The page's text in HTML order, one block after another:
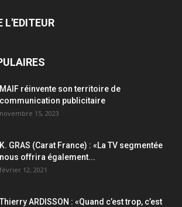
L'EDITEUR
MAIF réinvente son territoire de
communication publicitaire
novembre 15, 2023
K. GRAS (Carat France) : «La TV segmentée
nous offrira également...
février 12, 2021
Thierry ARDISSON : «Quand c’est trop, c’est